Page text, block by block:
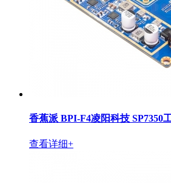
香蕉派 BPI-F4凌阳科技 SP7350
查看详细+